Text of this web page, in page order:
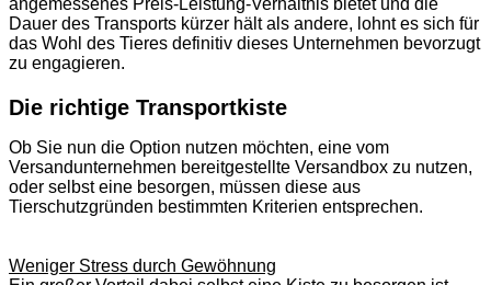
angemessenes Preis-Leistung-Verhältnis bietet und die
Dauer des Transports kürzer hält als andere, lohnt es sich für
das Wohl des Tieres definitiv dieses Unternehmen bevorzugt
zu engagieren.
Die richtige Transportkiste
Ob Sie nun die Option nutzen möchten, eine vom
Versandunternehmen bereitgestellte Versandbox zu nutzen,
oder selbst eine besorgen, müssen diese aus
Tierschutzgründen bestimmten Kriterien entsprechen.
Weniger Stress durch Gewöhnung